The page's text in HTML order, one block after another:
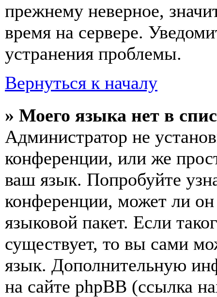
прежнему неверное,
время на сервере.
устранения проблемы.
Вернуться к началу
» Моего языка нет в
Администратор не
конференции, или же
ваш язык. Попробуйте
конференции, может ли
языковой пакет. Если
существует, то вы сами
язык. Дополнительную
на сайте phpBB (ссылка